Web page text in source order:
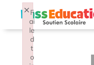
F
ai
le
d
t
o
×